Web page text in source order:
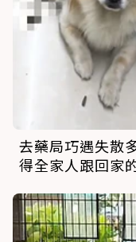
去藥局巧遇失散
得全家人跟回家